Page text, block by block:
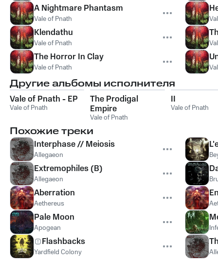
A Nightmare Phantasm
Vale of Pnath
Klendathu
Vale of Pnath
The Horror In Clay
Vale of Pnath
Другие альбомы исполнителя
Vale of Pnath - EP
Vale of Pnath
The Prodigal
Empire
Vale of Pnath
II
Vale of Pnath
Похожие треки
Interphase // Meiosis
Allegaeon
Extremophiles (B)
Allegaeon
Aberration
Aethereus
Pale Moon
Apogean
Flashbacks
Yardfield Colony